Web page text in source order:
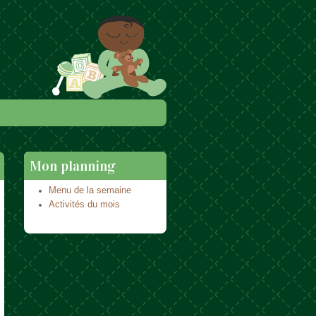
Mon planning
Menu de la semaine
Activités du mois